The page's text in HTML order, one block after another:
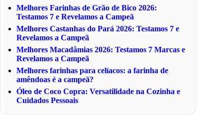
Melhores Farinhas de Grão de Bico 2026:
Testamos 7 e Revelamos a Campeã
Melhores Castanhas do Pará 2026: Testamos 7 e
Revelamos a Campeã
Melhores Macadâmias 2026: Testamos 7 Marcas e
Revelamos a Campeã
Melhores farinhas para celíacos: a farinha de
amêndoas é a campeã?
Óleo de Coco Copra: Versatilidade na Cozinha e
Cuidados Pessoais